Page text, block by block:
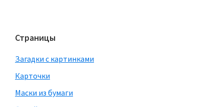
Страницы
Загадки с картинками
Карточки
Маски из бумаги